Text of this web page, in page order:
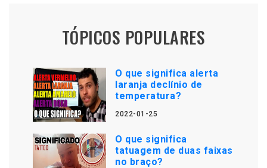
TÓPICOS POPULARES
O que significa alerta
laranja declínio de
temperatura?
2022-01-25
O que significa
tatuagem de duas faixas
no braço?